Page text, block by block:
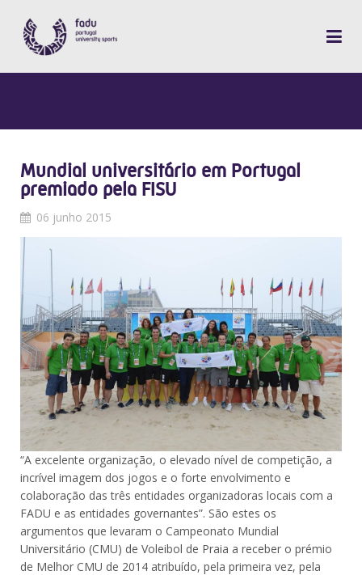
Mundial universitário em Portugal
premiado pela FISU
06 junho 2015
“A excelente organização, o elevado nível de competição, a
incrível imagem dos jogos e o forte envolvimento e
colaboração das três entidades organizadoras locais com a
FADU e as entidades governantes”. São estes os
argumentos que levaram o Campeonato Mundial
Universitário (CMU) de Voleibol de Praia a receber o prémio
de Melhor CMU de 2014 atribuído, pela primeira vez, pela